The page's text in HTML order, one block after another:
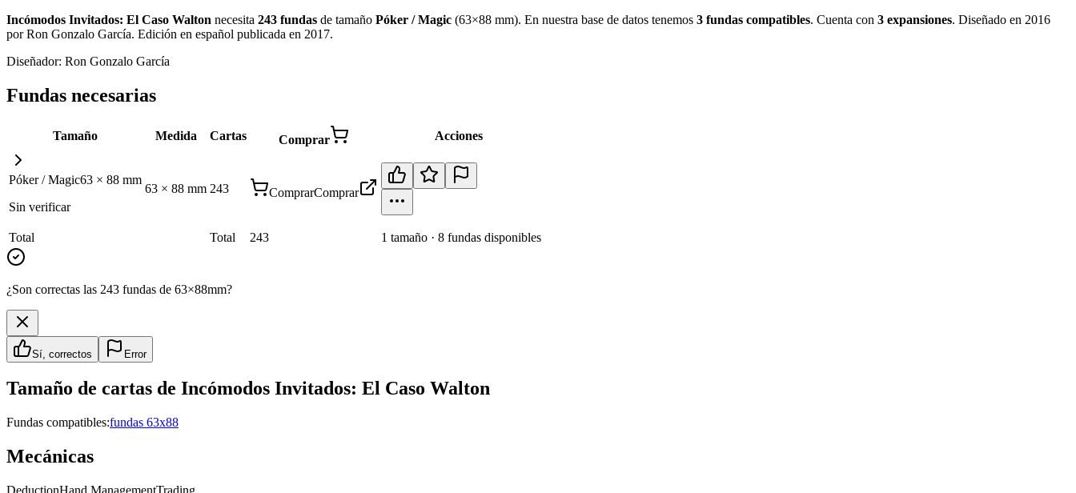
Incómodos Invitados: El Caso Walton necesita 243 fundas de tamaño Póker / Magic (63×88 mm). En nuestra base de datos tenemos 3 fundas compatibles. Cuenta con 3 expansiones. Diseñado en 2016
por Ron Gonzalo García. Edición en español publicada en 2017.
Diseñador: Ron Gonzalo García
Fundas necesarias
Tamaño Medida Cartas Comprar Acciones
Póker / Magic63 × 88 mm
Sin verificar
63 × 88 mm 243 ComprarComprar
Total Total 243 1 tamaño · 8 fundas disponibles
¿Son correctas las 243 fundas de 63×88mm?
Sí, correctos Error
Tamaño de cartas de Incómodos Invitados: El Caso Walton
Fundas compatibles:fundas 63x88
Mecánicas